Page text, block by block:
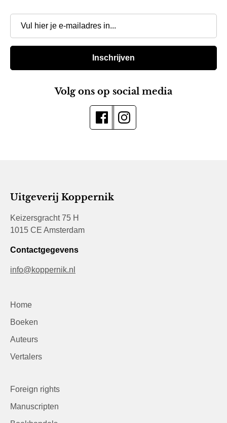
Inschrijven
Volg ons op social media
Uitgeverij Koppernik
Keizersgracht 75 H
1015 CE Amsterdam
Contactgegevens
info@koppernik.nl
Home
Boeken
Auteurs
Vertalers
Foreign rights
Manuscripten